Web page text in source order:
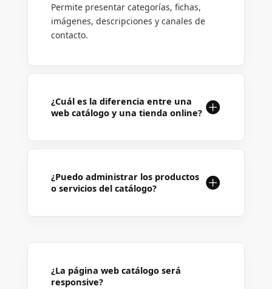
Permite presentar categorías, fichas,
imágenes, descripciones y canales de
contacto.
¿Cuál es la diferencia entre una
web catálogo y una tienda online?
¿Puedo administrar los productos
o servicios del catálogo?
¿La página web catálogo será
responsive?